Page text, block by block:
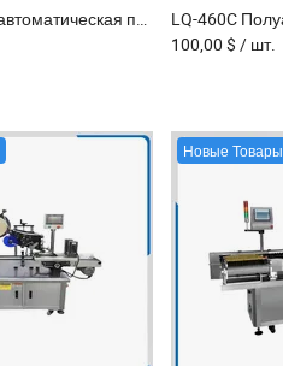
LQ-460F Полуавтоматическая программируемая машина для сшивания книг после печати
100,00 $ / шт.
Новые Товары